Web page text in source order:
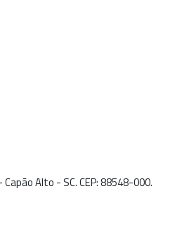
Alto - SC. CEP: 88548-000.